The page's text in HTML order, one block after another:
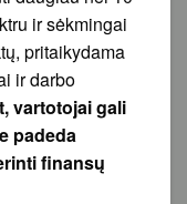
ir sėkmingai
pritaikydama
ir darbo
vartotojai gali
padeda
finansų